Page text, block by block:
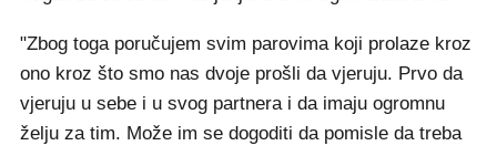
"Zbog toga poručujem svim parovima koji prolaze kroz
ono kroz što smo nas dvoje prošli da vjeruju. Prvo da
vjeruju u sebe i u svog partnera i da imaju ogromnu
želju za tim. Može im se dogoditi da pomisle da treba